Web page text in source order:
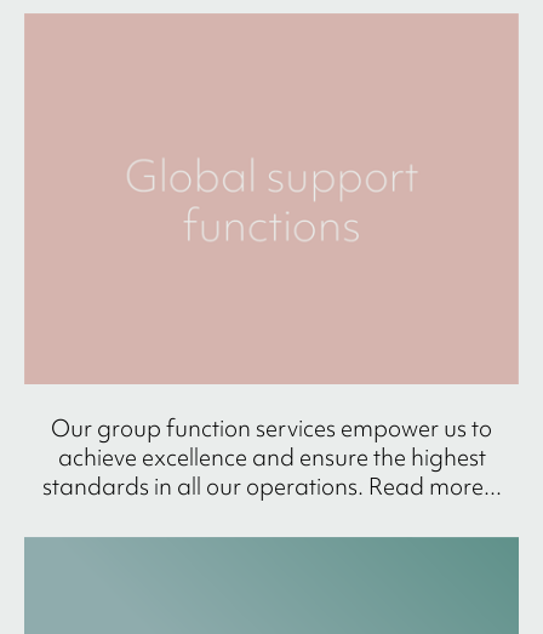
Our group function services empower us to
achieve excellence and ensure the highest
standards in all our operations. Read more...